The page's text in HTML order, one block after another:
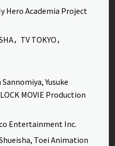
Hero Academia Project
，TV TOKYO，
Yusuke
MOVIE Production
Entertainment Inc.
Toei Animation